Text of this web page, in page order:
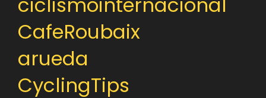
CafeRoubaix
arueda
CyclingTips